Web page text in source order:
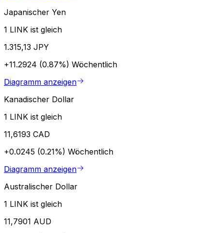
Japanischer Yen
1 LINK ist gleich
1.315,13 JPY
+11.2924 (0.87%) Wöchentlich
Diagramm anzeigen
Kanadischer Dollar
1 LINK ist gleich
11,6193 CAD
+0.0245 (0.21%) Wöchentlich
Diagramm anzeigen
Australischer Dollar
1 LINK ist gleich
11,7901 AUD